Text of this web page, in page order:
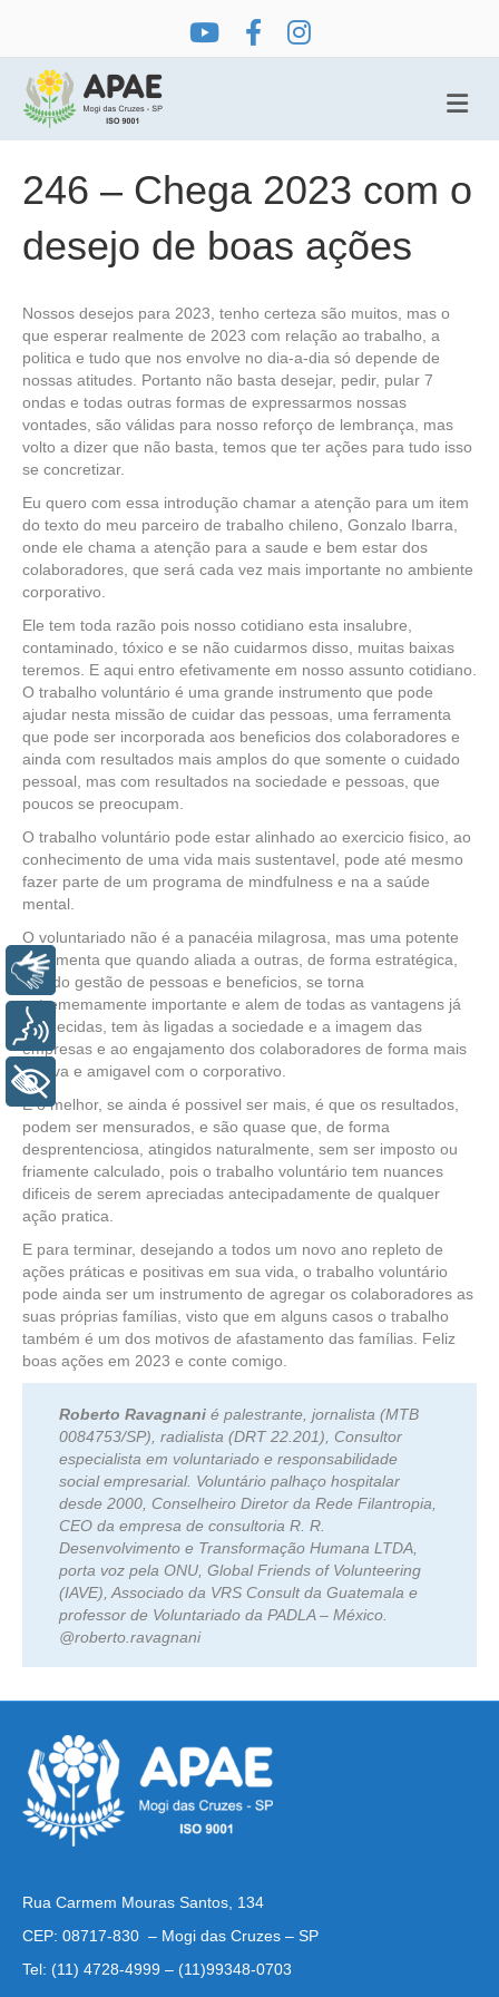
246 – Chega 2023 com o
desejo de boas ações
Nossos desejos para 2023, tenho certeza são muitos, mas o
que esperar realmente de 2023 com relação ao trabalho, a
politica e tudo que nos envolve no dia-a-dia só depende de
nossas atitudes. Portanto não basta desejar, pedir, pular 7
ondas e todas outras formas de expressarmos nossas
vontades, são válidas para nosso reforço de lembrança, mas
volto a dizer que não basta, temos que ter ações para tudo isso
se concretizar.
Eu quero com essa introdução chamar a atenção para um item
do texto do meu parceiro de trabalho chileno, Gonzalo Ibarra,
onde ele chama a atenção para a saude e bem estar dos
colaboradores, que será cada vez mais importante no ambiente
corporativo.
Ele tem toda razão pois nosso cotidiano esta insalubre,
contaminado, tóxico e se não cuidarmos disso, muitas baixas
teremos. E aqui entro efetivamente em nosso assunto cotidiano.
O trabalho voluntário é uma grande instrumento que pode
ajudar nesta missão de cuidar das pessoas, uma ferramenta
que pode ser incorporada aos beneficios dos colaboradores e
ainda com resultados mais amplos do que somente o cuidado
pessoal, mas com resultados na sociedade e pessoas, que
poucos se preocupam.
O trabalho voluntário pode estar alinhado ao exercicio fisico, ao
conhecimento de uma vida mais sustentavel, pode até mesmo
fazer parte de um programa de mindfulness e na a saúde
mental.
O voluntariado não é a panacéia milagrosa, mas uma potente
ferramenta que quando aliada a outras, de forma estratégica,
unindo gestão de pessoas e beneficios, se torna
extrememamente importante e alem de todas as vantagens já
conhecidas, tem às ligadas a sociedade e a imagem das
empresas e ao engajamento dos colaboradores de forma mais
efetiva e amigavel com o corporativo.
E o melhor, se ainda é possivel ser mais, é que os resultados,
podem ser mensurados, e são quase que, de forma
desprentenciosa, atingidos naturalmente, sem ser imposto ou
friamente calculado, pois o trabalho voluntário tem nuances
dificeis de serem apreciadas antecipadamente de qualquer
ação pratica.
E para terminar, desejando a todos um novo ano repleto de
ações práticas e positivas em sua vida, o trabalho voluntário
pode ainda ser um instrumento de agregar os colaboradores as
suas próprias famílias, visto que em alguns casos o trabalho
também é um dos motivos de afastamento das famílias. Feliz
boas ações em 2023 e conte comigo.
Roberto Ravagnani é palestrante, jornalista (MTB
0084753/SP), radialista (DRT 22.201), Consultor
especialista em voluntariado e responsabilidade
social empresarial. Voluntário palhaço hospitalar
desde 2000, Conselheiro Diretor da Rede Filantropia,
CEO da empresa de consultoria R. R.
Desenvolvimento e Transformação Humana LTDA,
porta voz pela ONU, Global Friends of Volunteering
(IAVE), Associado da VRS Consult da Guatemala e
professor de Voluntariado da PADLA – México.
@roberto.ravagnani
Rua Carmem Mouras Santos, 134
CEP: 08717-830 – Mogi das Cruzes – SP
Tel: (11) 4728-4999 – (11)99348-0703
Libras
Voz
+ Acessibilidade